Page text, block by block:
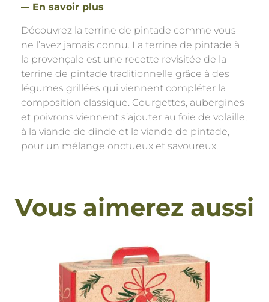
En savoir plus
Découvrez la terrine de pintade comme vous
ne l’avez jamais connu. La terrine de pintade à
la provençale est une recette revisitée de la
terrine de pintade traditionnelle grâce à des
légumes grillées qui viennent compléter la
composition classique. Courgettes, aubergines
et poivrons viennent s’ajouter au foie de volaille,
à la viande de dinde et la viande de pintade,
pour un mélange onctueux et savoureux.
Vous aimerez aussi